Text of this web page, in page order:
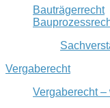
Bauträgerrecht
Vergaberecht
Vergaberecht